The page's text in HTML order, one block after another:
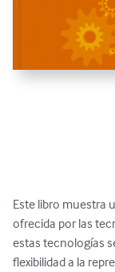
Este libro muestra
ofrecida por las
estas tecnologías
flexibilidad a la